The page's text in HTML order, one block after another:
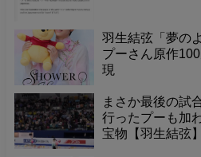
羽生結弦「夢の
プーさん原作
現
まさか最後の試
行ったプーも加
宝物【羽生結弦】